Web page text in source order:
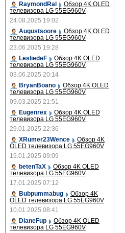
RaymondRal
Обзор 4K OLED
телевизора LG 55EG960V
24.08.2025 19:02
Augustsoore
Обзор 4K OLED
телевизора LG 55EG960V
23.06.2025 19:28
LesliedeF
Обзор 4K OLED
телевизора LG 55EG960V
03.06.2025 20:14
BryanBoano
Обзор 4K OLED
телевизора LG 55EG960V
09.03.2025 21:51
Eugenrex
Обзор 4K OLED
телевизора LG 55EG960V
29.01.2025 22:36
XRumer23Wence
Обзор 4K
OLED телевизора LG 55EG960V
19.01.2025 09:09
betenTaX
Обзор 4K OLED
телевизора LG 55EG960V
17.01.2025 07:12
Bubpummabug
Обзор 4K
OLED телевизора LG 55EG960V
10.01.2025 08:41
DianeFup
Обзор 4K OLED
телевизора LG 55EG960V